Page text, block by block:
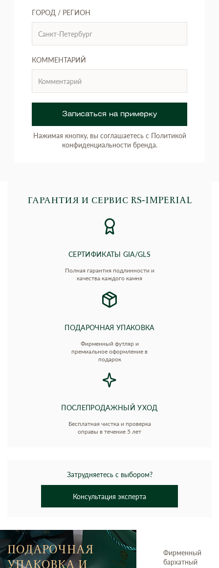
ГОРОД / РЕГИОН
КОММЕНТАРИЙ
Записаться на примерку
Нажимая кнопку, вы соглашаетесь с Политикой
конфиденциальности бренда.
ГАРАНТИЯ И СЕРВИС RS‑IMPERIAL
СЕРТИФИКАТЫ GIA/GLS
Полная гарантия подлинности и
качества каждого камня
ПОДАРОЧНАЯ УПАКОВКА
Фирменный футляр и
премиальное оформление в
подарок
ПОСЛЕПРОДАЖНЫЙ УХОД
Бесплатная чистка и проверка
оправы в течение 5 лет
Затрудняетесь с выбором?
Консультация эксперта
ПОДАРОЧНАЯ
УПАКОВКА И
Фирменный
бархатный